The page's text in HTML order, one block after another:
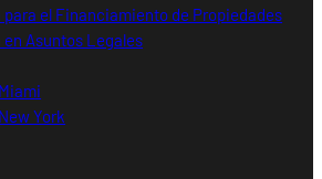
para el Financiamiento de Propiedades
en Asuntos Legales
York